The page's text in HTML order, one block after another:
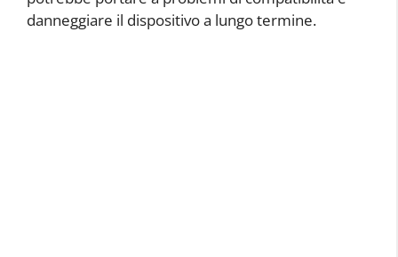
danneggiare il dispositivo a lungo termine.